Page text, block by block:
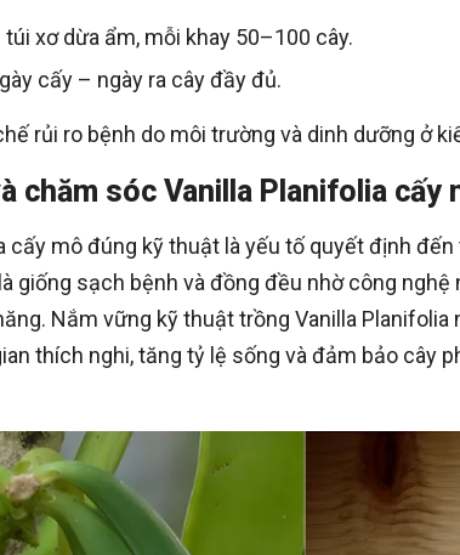
xơ dừa ẩm, mỗi khay 50–100 cây.
cấy – ngày ra cây đầy đủ.
rủi ro bệnh do môi trường và dinh dưỡng ở
chăm sóc Vanilla Planifolia cấy
cấy mô đúng kỹ thuật là yếu tố quyết định
giống sạch bệnh và đồng đều nhờ công
Nắm vững kỹ thuật trồng Vanilla
thích nghi, tăng tỷ lệ sống và đảm bảo cây